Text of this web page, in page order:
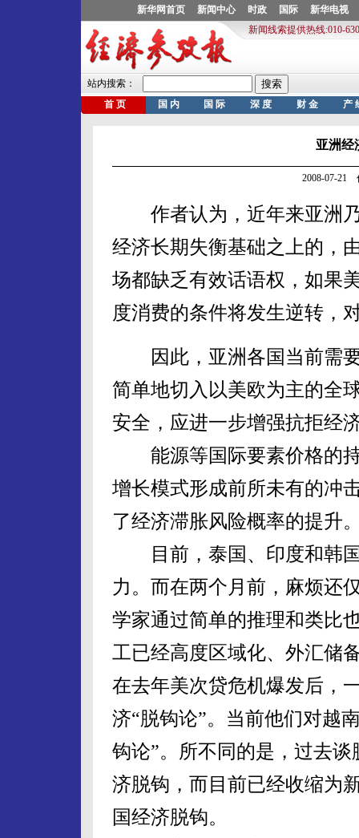
亚洲经
2008-07-21
作者认为，近年来亚洲乃
经济长期失衡基础之上的，
场都缺乏有效话语权，如果
度消费的条件将发生逆转，
因此，亚洲各国当前需要
简单地切入以美欧为主的全
安全，应进一步增强抗拒经
能源等国际要素价格的持
增长模式形成前所未有的冲
了经济滞胀风险概率的提升
目前，泰国、印度和韩国
力。而在两个月前，麻烦还
学家通过简单的推理和类比
工已经高度区域化、外汇储
在去年美次贷危机爆发后，
济“脱钩论”。当前他们对越
钩论”。所不同的是，过去
济脱钩，而目前已经收缩为
国经济脱钩。